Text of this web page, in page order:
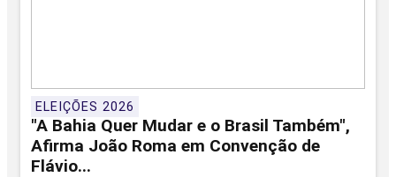
ELEIÇÕES 2026
"A Bahia Quer Mudar e o Brasil Também",
Afirma João Roma em Convenção de
Flávio...